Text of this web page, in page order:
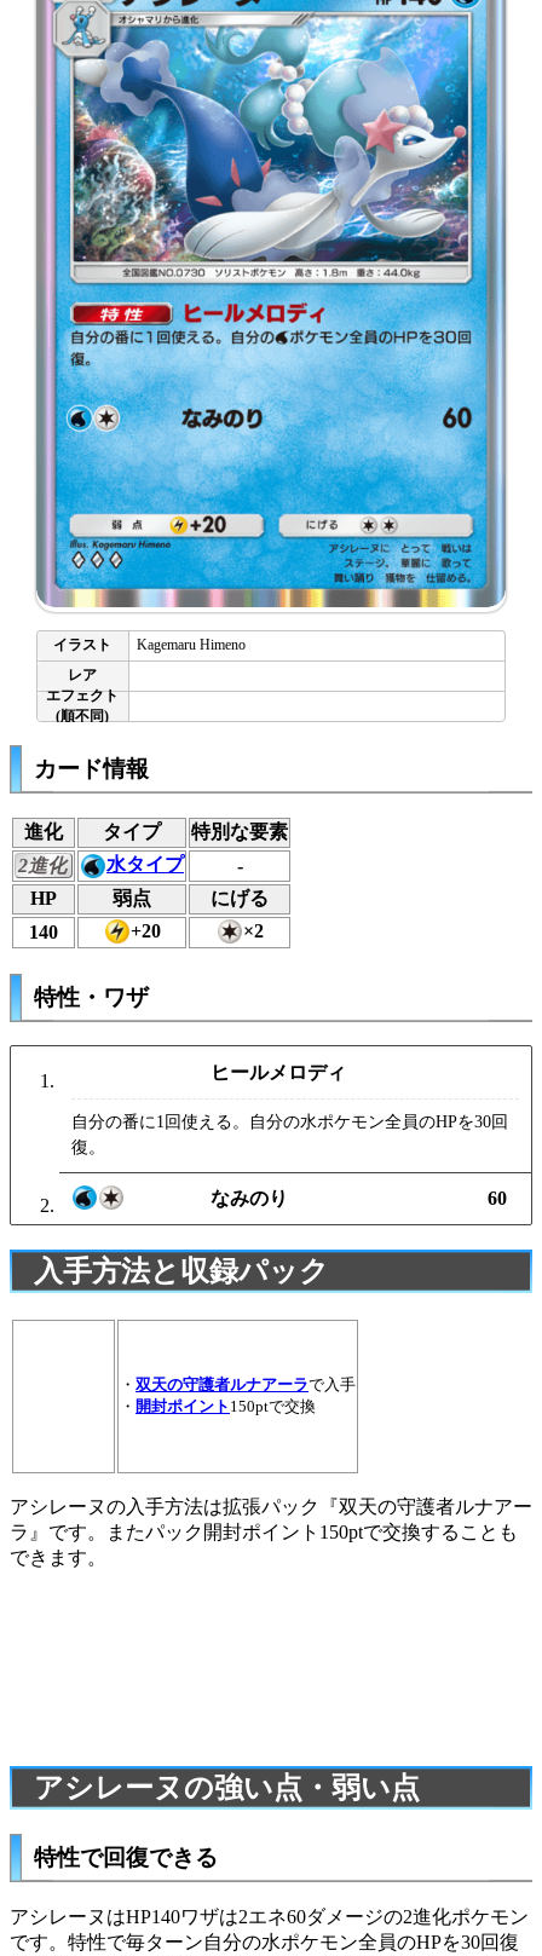
Kagemaru Himeno
カード情報
進化 タイプ
特別な要素
2進化
水タイプ
-
HP
弱点
にげる
140
+20 ×2
特性・ワザ
ヒールメロディ
自分の番に1回使える。自分の水ポケモン全員のHPを30回
復。
なみのり 60
入手方法と収録パック
・ 双天の守護者ルナアーラで入手
・ 開封ポイント 150ptで交換
アシレーヌの入手方法は拡張パック『双天の守護者ルナアー
ラ』です。またパック開封ポイント150ptで交換することも
できます。
アシレーヌの強い点・弱い点
特性で回復できる
アシレーヌはHP140ワザは2エネ60ダメージの2進化ポケモン
です。特性で毎ターン自分の水ポケモン全員のHPを30回復